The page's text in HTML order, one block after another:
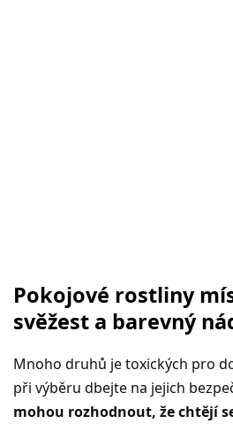
Pokojové rostliny
svěžest a barevný
Mnoho druhů je toxických pro
při výběru dbejte na jejich
mohou rozhodnout, že chtějí